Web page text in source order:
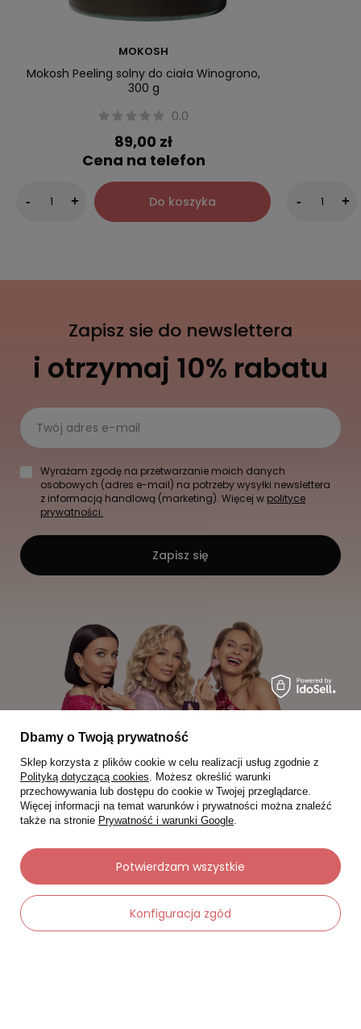
MOKOSH
Mokosh Peeling solny do ciała Winogrono,
300 g
0.0
89,00 zł
Cena na telefon
- + Do koszyka - +
Zapisz sie do newslettera
i otrzymaj 10% rabatu
Twój adres e-mail
Wyrażam zgodę na przetwarzanie moich danych
osobowych (adres e-mail) na potrzeby wysyłki newslettera
z informacją handlową (marketing). Więcej w polityce
prywatności.
Zapisz się
Moje zamówienia
Status zamówienia
Śledzenie przesyłki
Dbamy o Twoją prywatność
Sklep korzysta z plików cookie w celu realizacji usług zgodnie z
Polityką dotyczącą cookies. Możesz określić warunki
przechowywania lub dostępu do cookie w Twojej przeglądarce.
Więcej informacji na temat warunków i prywatności można znaleźć
także na stronie Prywatność i warunki Google.
Konfiguracja zgód
Potwierdzam wszystkie